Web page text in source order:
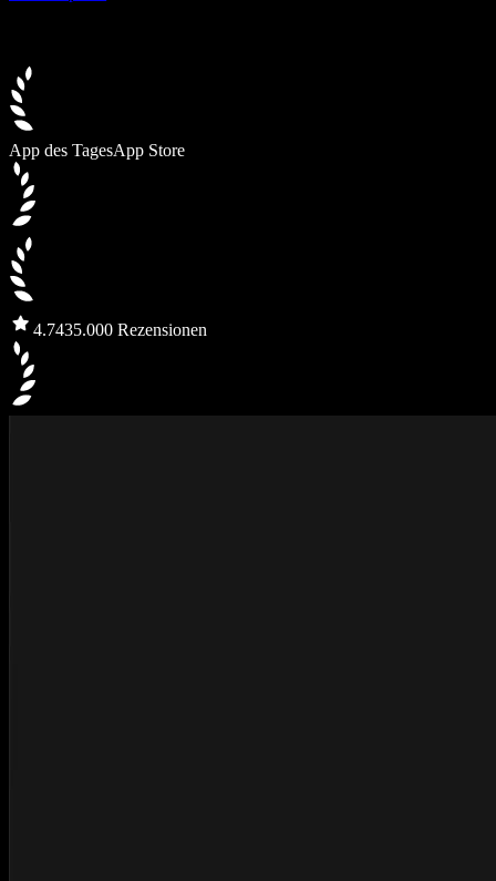
App des TagesApp Store
4.7435.000 Rezensionen